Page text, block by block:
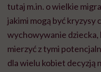
tutaj m.in. o wielkie
jakimi mogą być kryzysy
wychowywanie dziecka,
mierzyć z tymi
dla wielu kobiet decyzją